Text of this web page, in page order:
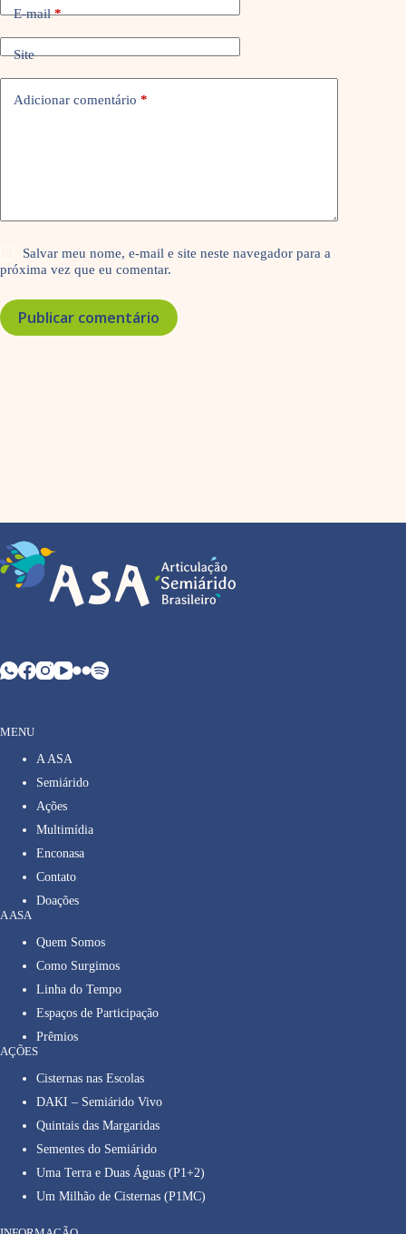
E-mail*
Site
Adicionar comentário *
Salvar meu nome, e-mail e site neste navegador para a
próxima vez que eu comentar.
Publicar comentário
MENU
A ASA
Semiárido
Ações
Multimídia
Enconasa
Contato
Doações
A ASA
Quem Somos
Como Surgimos
Linha do Tempo
Espaços de Participação
Prêmios
AÇÕES
Cisternas nas Escolas
DAKI – Semiárido Vivo
Quintais das Margaridas
Sementes do Semiárido
Uma Terra e Duas Águas (P1+2)
Um Milhão de Cisternas (P1MC)